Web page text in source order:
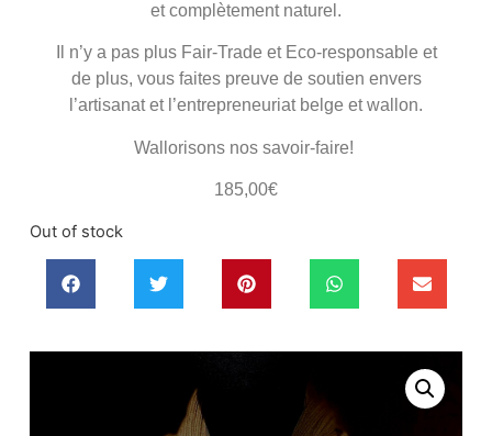
et complètement naturel.
Il n’y a pas plus Fair-Trade et Eco-responsable et
de plus, vous faites preuve de soutien envers
l’artisanat et l’entrepreneuriat belge et wallon.
Wallorisons nos savoir-faire!
185,00€
Out of stock